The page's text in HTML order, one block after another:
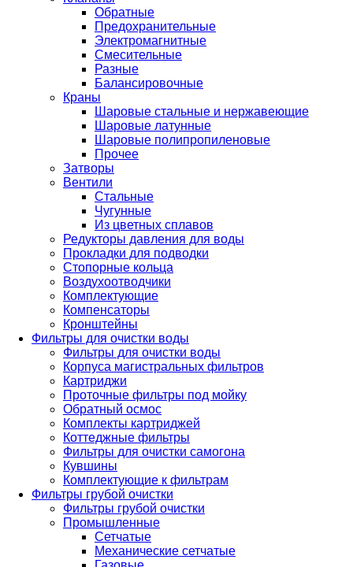
Обратные
Предохранительные
Электромагнитные
Смесительные
Разные
Балансировочные
Краны
Шаровые стальные и нержавеющие
Шаровые латунные
Шаровые полипропиленовые
Прочее
Затворы
Вентили
Стальные
Чугунные
Из цветных сплавов
Редукторы давления для воды
Прокладки для подводки
Стопорные кольца
Воздухоотводчики
Комплектующие
Компенсаторы
Кронштейны
Фильтры для очистки воды
Фильтры для очистки воды
Корпуса магистральных фильтров
Картриджи
Проточные фильтры под мойку
Обратный осмос
Комплекты картриджей
Коттеджные фильтры
Фильтры для очистки самогона
Кувшины
Комплектующие к фильтрам
Фильтры грубой очистки
Фильтры грубой очистки
Промышленные
Сетчатые
Механические сетчатые